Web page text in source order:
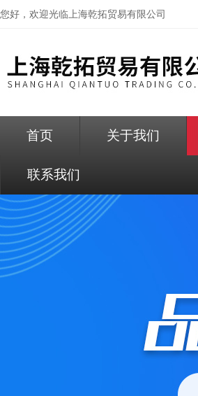
您好，欢迎光临上海乾拓贸易有限公司
首页 关于我们
联系我们